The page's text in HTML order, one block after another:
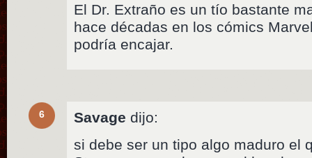
El Dr. Extraño es un tío bastante
hace décadas en los cómics
podría encajar.
6 Savage dijo:
si debe ser un tipo algo maduro el